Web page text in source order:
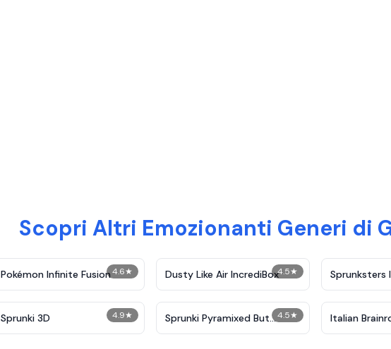
Scopri Altri Emozionanti Generi di
4.6★
Pokémon Infinite Fusion 4.5★
Dusty Like Air IncrediBox Sprunksters
4.9★
Sprunki 3D 4.5★
Sprunki Pyramixed But
Robot
Italian